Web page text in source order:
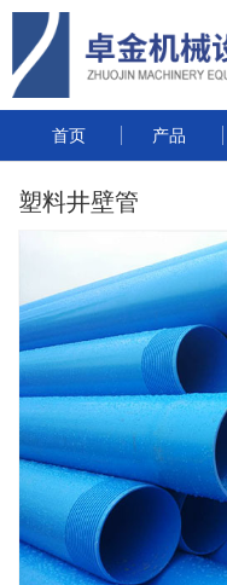
首页 产品
塑料井壁管